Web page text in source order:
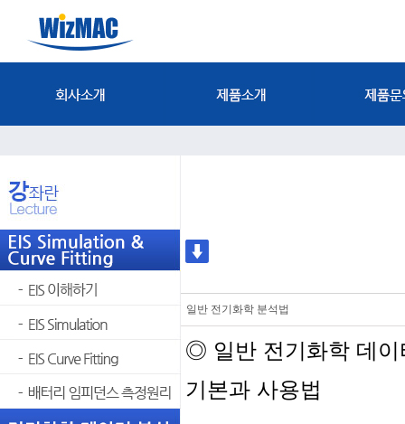
일반 전기화학 분석법
◎ 일반 전기화학 데
기본과 사용법